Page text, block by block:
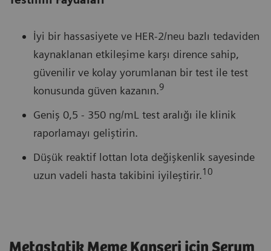
İyi bir hassasiyete ve HER-2/neu bazlı tedaviden
kaynaklanan etkileşime karşı dirence sahip,
güvenilir ve kolay yorumlanan bir test ile test
konusunda güven kazanın.9
Geniş 0,5 - 350 ng/mL test aralığı ile klinik
raporlamayı geliştirin.
Düşük reaktif lottan lota değişkenlik sayesinde
uzun vadeli hasta takibini iyileştirir.10